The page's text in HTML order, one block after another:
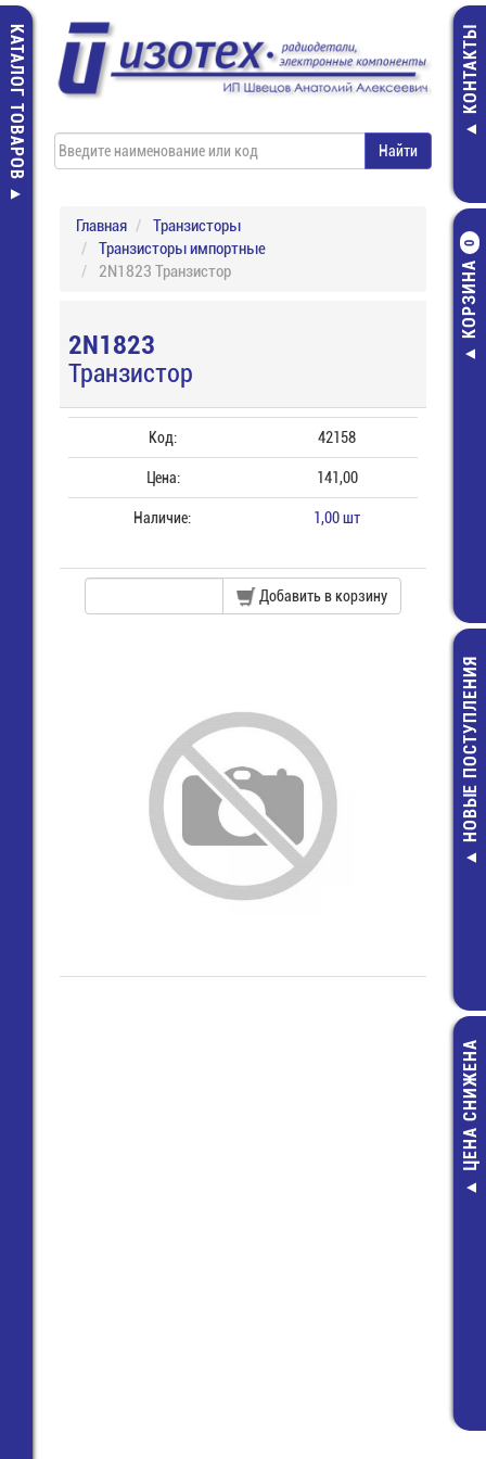
КАТАЛОГ ТОВАРОВ КОНТАКТЫ
КОРЗИНА
0
Кварц-8000
KT SMD
23,00 руб.
НОВЫЕ ПОСТУПЛЕНИЯ
ЦЕНА СНИЖЕНА
Главная
Транзисторы
Транзисторы импортные
2N1823 Транзистор
2N1823
Транзистор
Код: 42158
Цена: 141,00
Наличие: 1,00 шт
Добавить в корзину